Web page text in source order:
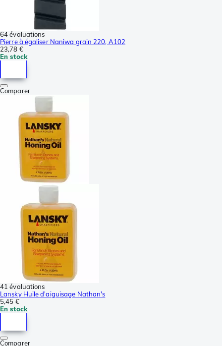
64 évaluations
Pierre à égaliser Naniwa grain 220, A102
23,78 €
En stock
Comparer
41 évaluations
Lansky Huile d'aiguisage Nathan's
5,45 €
En stock
Comparer